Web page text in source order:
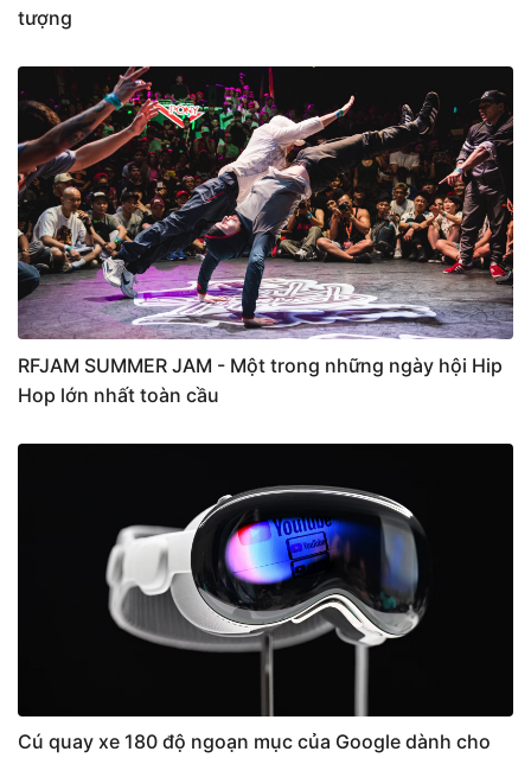
tượng
RFJAM SUMMER JAM - Một trong những ngày hội Hip
Hop lớn nhất toàn cầu
Cú quay xe 180 độ ngoạn mục của Google dành cho